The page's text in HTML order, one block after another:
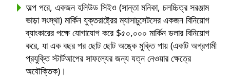
অল্প পরে, একজন হলিউড সিইও (সান্তা মনিকা, চলচ্চিত্র সরঞ্জাম
ভাড়া সংস্থা) মার্কিন যুক্তরাষ্ট্রের ম্যাসাচুসেটসের একজন বিনিয়োগ
ব্যাংকারের পক্ষে যোগাযোগ করে $৫০,০০০ মার্কিন ডলার বিনিয়োগ
করে, যা এক বছর পর ছোট ছোট অঙ্কে মুক্তি পায় (একটি অগ্রগামী
প্রযুক্তি স্টার্টআপের সাফল্যের জন্য যত্ন নেওয়ার ক্ষেত্রে
অযৌক্তিক)।